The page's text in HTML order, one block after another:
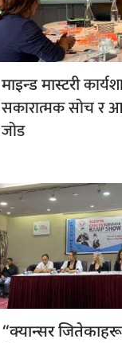
माइन्ड मास्टरी
सकारात्मक सोच र
जोड
“क्यान्सर